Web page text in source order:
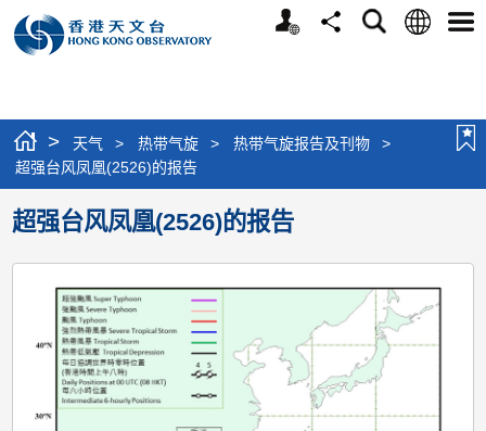
个
分
搜
语
选
> 天气 > 热带气旋 > 热带气旋报告及刊物
>
超强台风凤凰(2526)的报告
超强台风凤凰(2526)的报告